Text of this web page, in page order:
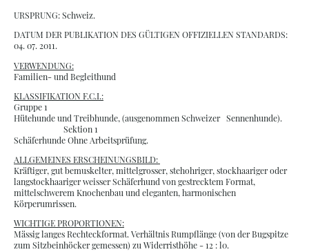
URSPRUNG: Schweiz.
DATUM DER PUBLIKATION DES GÜLTIGEN OFFIZIELLEN STANDARDS:
04. 07. 2011.
VERWENDUNG:
Familien- und Begleithund
KLASSIFIKATION F.C.I.:
Gruppe 1
Hütehunde und Treibhunde, (ausgenommen Schweizer Sennenhunde).
Sektion 1
Schäferhunde Ohne Arbeitsprüfung.
ALLGEMEINES ERSCHEINUNGSBILD:
Kräftiger, gut bemuskelter, mittelgrosser, stehohriger, stockhaariger oder
langstockhaariger weisser Schäferhund von gestrecktem Format,
mittelschwerem Knochenbau und eleganten, harmonischen
Körperumrissen.
WICHTIGE PROPORTIONEN:
Mässig langes Rechteckformat. Verhältnis Rumpflänge (von der Bugspitze
zum Sitzbeinhöcker gemessen) zu Widerristhöhe - 12 : l0.